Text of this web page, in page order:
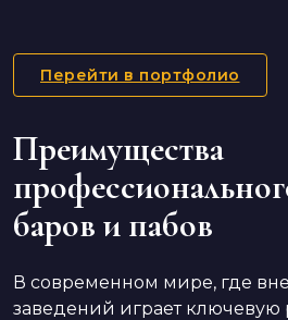
Перейти в портфолио
Преимущества
баров и пабов
В современном мире, где
заведений играет ключевую